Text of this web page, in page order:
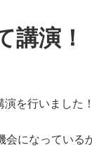
講演！
を行いました！
になっている